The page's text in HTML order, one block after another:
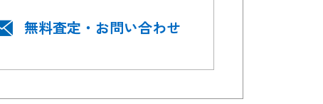
無料査定・お問い合わせ